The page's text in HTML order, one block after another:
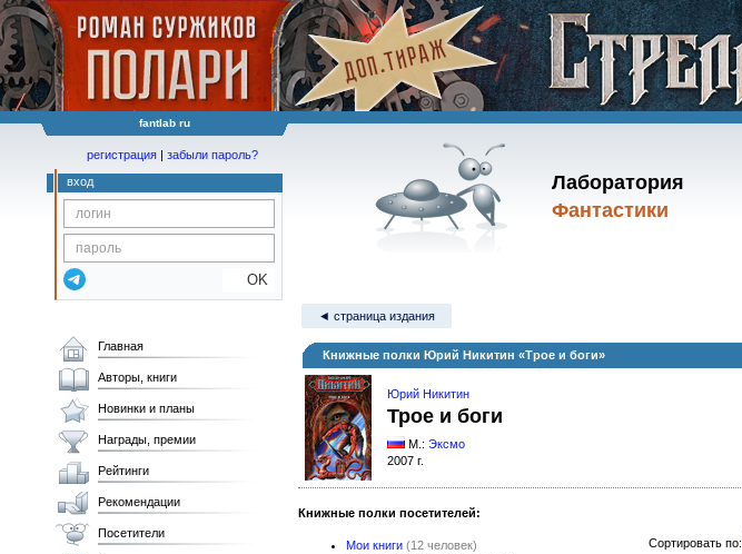
fantlab ru
Лаборатория
Фантастики
регистрация | забыли пароль?
вход
OK
◄ страница издания
Книжные полки Юрий Никитин «Трое и боги»
Юрий Никитин
Трое и боги
М.: Эксмо
2007 г.
Книжные полки посетителей:
Мои книги (12 человек)
Сортировать по:
Главная
Авторы, книги
Новинки и планы
Награды, премии
Рейтинги
Рекомендации
Посетители